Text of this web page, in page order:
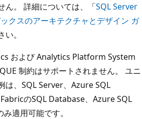
ん。 詳細については、「SQL Server
クスのアーキテクチャとデザイン ガ
。
および Analytics Platform System
制約はサポートされません。 ユニ
は、SQL Server、Azure SQL
のSQL Database、Azure SQL
適用可能です。